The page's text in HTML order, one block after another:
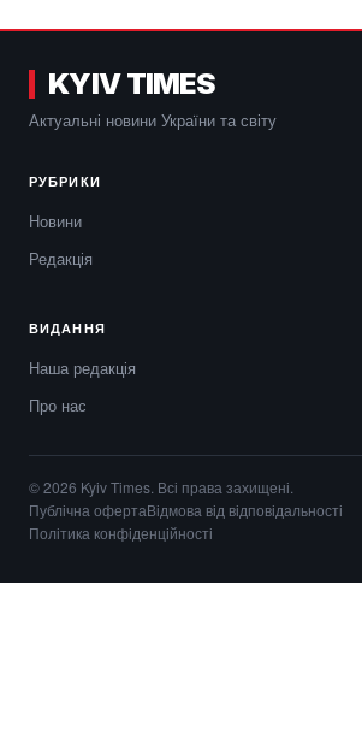
KYIV TIMES
Актуальні новини України та світу
РУБРИКИ
Новини
Редакція
ВИДАННЯ
Наша редакція
Про нас
© 2026 Kyiv Times. Всі права захищені.
Публічна офертаВідмова від відповідальності
Політика конфіденційності